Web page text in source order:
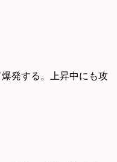
発する。上昇中にも攻